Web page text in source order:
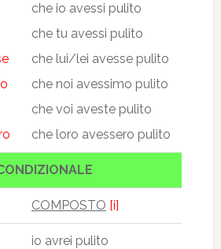
che io avessi pulito
che tu avessi pulito
che lui/lei avesse pulito
che noi avessimo pulito
che voi aveste pulito
che loro avessero pulito
COMPOSTO [i]
io avrei pulito